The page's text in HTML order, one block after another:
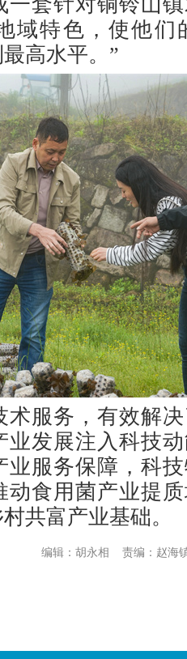
域特色，使他们
高水平。”
服务，有效解决
业发展注入科技
业服务保障，科
动食用菌产业提
共富产业基础。
责编：赵海
编辑：胡永相